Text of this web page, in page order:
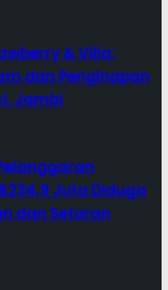
& Villa:
dan Penginapan
Jambi
Juta Diduga
dan Setoran